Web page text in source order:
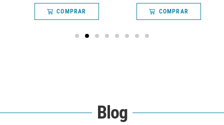
COMPRAR COMPRAR
Blog